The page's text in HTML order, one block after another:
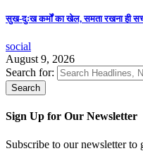
सुख-दुःख कर्मों का खेल, समता रखना ही
social
August 9, 2026
Search for:
Sign Up for Our Newsletter
Subscribe to our newsletter to